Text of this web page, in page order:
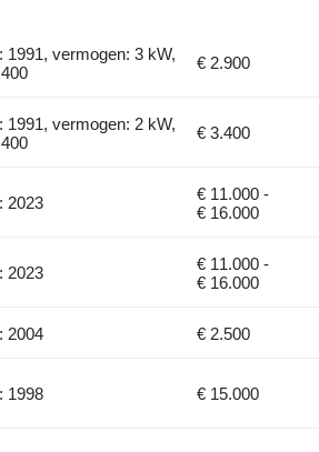
1991, vermogen: 3 kW,
€ 2.900
1991, vermogen: 2 kW,
€ 3.400
2023
€ 11.000 -
€ 16.000
2023
€ 11.000 -
€ 16.000
2004 € 2.500
1998 € 15.000